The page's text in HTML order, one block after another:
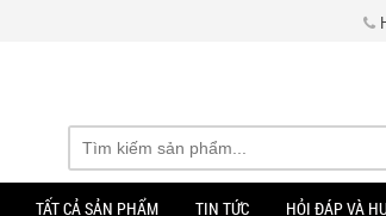
TẤT CẢ SẢN PHẨM TIN TỨC HỎI ĐÁP VÀ